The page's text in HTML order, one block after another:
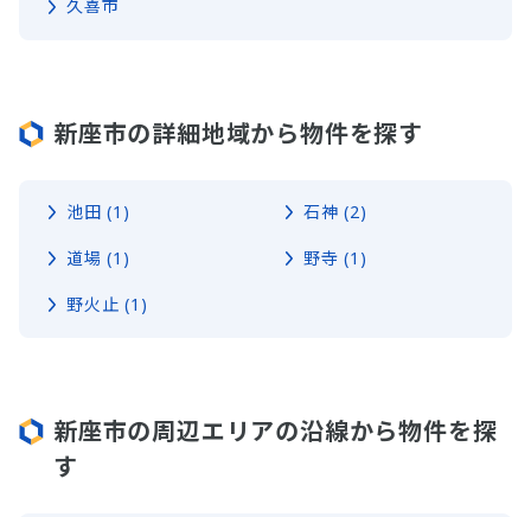
久喜市
新座市の詳細地域から物件を探す
池田 (1) 石神 (2)
道場 (1) 野寺 (1)
野火止 (1)
新座市の周辺エリアの沿線から物件を探
す